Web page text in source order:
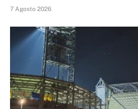
7 Agosto 2026